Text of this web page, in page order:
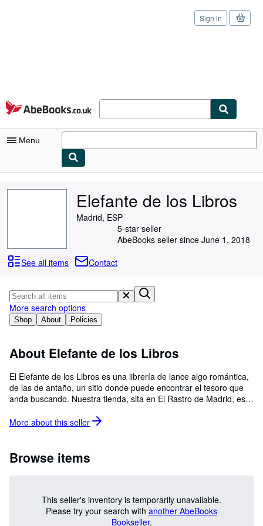
Skip to main content
AbeBooks.co.uk
Sign in
Menu
Browse Collections
Art & Collectables
Textbooks
Sellers
Help
Elefante de los Libros
Madrid, ESP
5-star seller
AbeBooks seller since June 1, 2018
See all items
Contact
Shop About Policies
More search options
About Elefante de los Libros
El Elefante de los Libros es una librería de lance algo romántica,
de las de antaño, un sitio donde puede encontrar el tesoro que
anda buscando. Nuestra tienda, sita en El Rastro de Madrid, es
todos los amantes de los libros, del coleccionismo, de la lectura y
More about this seller
Browse items
This seller's inventory is temporarily unavailable.
Please try your search with another AbeBooks
Bookseller.